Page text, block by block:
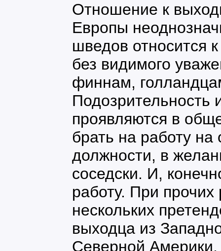
Отношение к
Европы
шведов относится
без видимого
финнам,
Подозрительность
проявляются в
брать на работу на
должности, в
соседски. И,
работу. При
нескольких
выходца из
Северной Америки,